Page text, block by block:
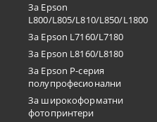
За Epson
L800/L805/L810/L850/L1800
За Epson L7160/L7180
За Epson L8160/L8180
За Epson P-серия
полупрофесионални
За широкоформатни
фотопринтери